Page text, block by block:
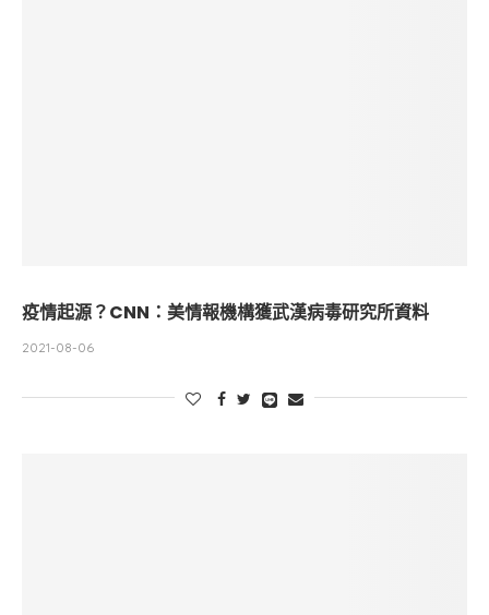
疫情起源？CNN：美情報機構獲武漢病毒研究所資料
2021-08-06